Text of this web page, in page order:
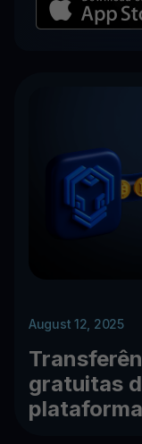
August 12, 2025
gratuitas
plataforma